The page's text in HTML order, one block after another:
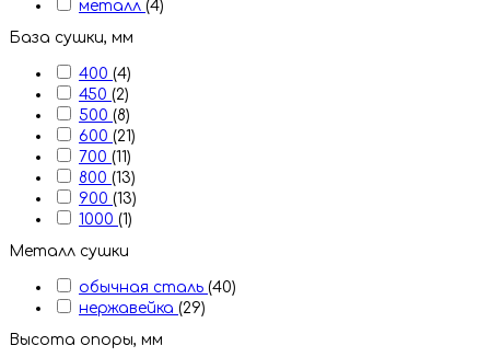
металл (4)
База сушки, мм
400 (4)
450 (2)
500 (8)
600 (21)
700 (11)
800 (13)
900 (13)
1000 (1)
Металл сушки
обычная сталь (40)
нержавейка (29)
Высота опоры, мм